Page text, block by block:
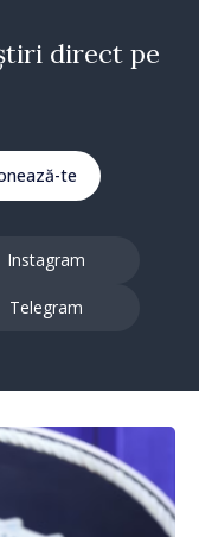
direct pe
te
Instagram
Telegram